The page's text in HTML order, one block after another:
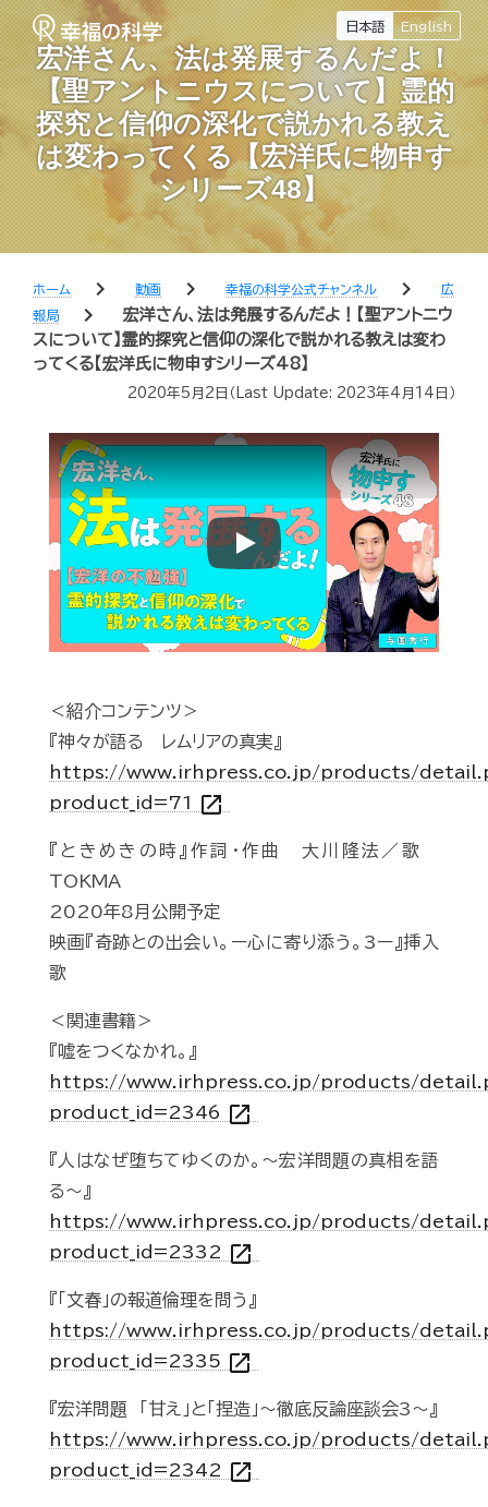
日本語 English
宏洋さん、法は発展するんだよ！
【聖アントニウスについて】霊的
探究と信仰の深化で説かれる教え
は変わってくる【宏洋氏に物申す
シリーズ48】
ホーム chevron_right 動画 chevron_right 幸福の科学公式チャンネル chevron_right
広
報局
chevron_right
宏洋さん、法は発展するんだよ！【聖アントニウ
スについて】霊的探究と信仰の深化で説かれる教えは変わ
ってくる【宏洋氏に物申すシリーズ48】
2020年5月2日 （Last Update: 2023年4月14日 ）
Play
＜紹介コンテンツ＞
『神々が語る レムリアの真実』
https://www.irhpress.co.jp/products/
product_id=71 open_in_new
『ときめきの時』作詞・作曲 大川隆法／歌
TOKMA
2020年8月公開予定
映画『奇跡との出会い。ー心に寄り添う。3ー』挿入
歌
＜関連書籍＞
『嘘をつくなかれ。』
https://www.irhpress.co.jp/products/
product_id=2346 open_in_new
『人はなぜ堕ちてゆくのか。～宏洋問題の真相を語
る～』
https://www.irhpress.co.jp/products/
product_id=2332 open_in_new
『「文春」の報道倫理を問う』
https://www.irhpress.co.jp/products/
product_id=2335 open_in_new
『宏洋問題 「甘え」と「捏造」～徹底反論座談会3～』
https://www.irhpress.co.jp/products/
product_id=2342 open_in_new